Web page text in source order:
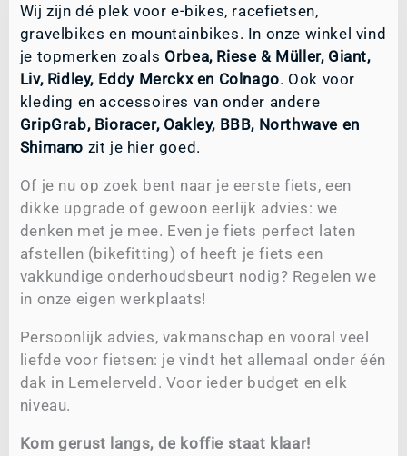
Wij zijn dé plek voor e-bikes, racefietsen,
gravelbikes en mountainbikes. In onze winkel vind
je topmerken zoals Orbea, Riese & Müller, Giant,
Liv, Ridley, Eddy Merckx en Colnago. Ook voor
kleding en accessoires van onder andere
GripGrab, Bioracer, Oakley, BBB, Northwave en
Shimano zit je hier goed.
Of je nu op zoek bent naar je eerste fiets, een
dikke upgrade of gewoon eerlijk advies: we
denken met je mee. Even je fiets perfect laten
afstellen (bikefitting) of heeft je fiets een
vakkundige onderhoudsbeurt nodig? Regelen we
in onze eigen werkplaats!
Persoonlijk advies, vakmanschap en vooral veel
liefde voor fietsen: je vindt het allemaal onder één
dak in Lemelerveld. Voor ieder budget en elk
niveau.
Kom gerust langs, de koffie staat klaar!